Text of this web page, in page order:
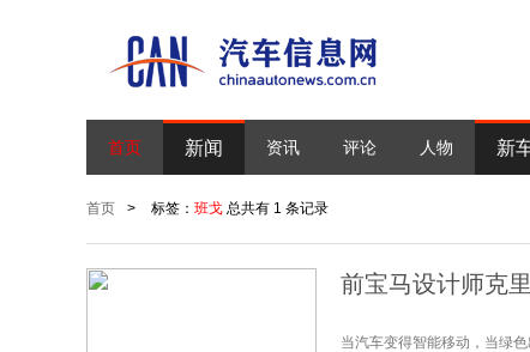
首页 新闻 资讯 评论 人物 新
首页 > 标签： 班戈 总共有 1 条记录
前宝马设计师克
当汽车变得智能移动，当绿